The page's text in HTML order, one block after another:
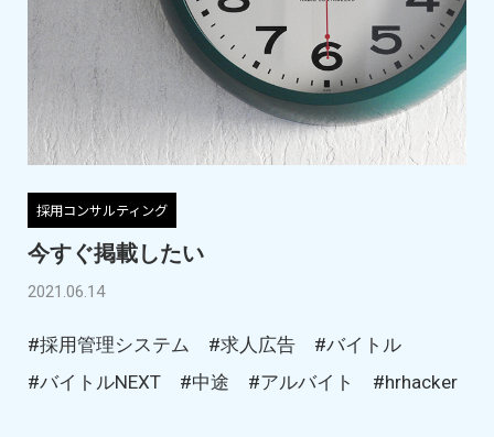
採用コンサルティング
今すぐ掲載したい
2021.06.14
#採用管理システム #求人広告
#バイトル
#バイトルNEXT
#中途 #アルバイト #hrhacker